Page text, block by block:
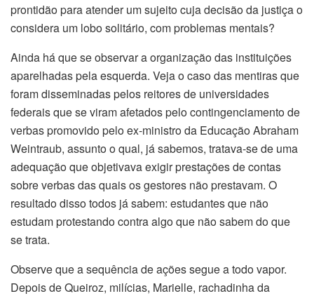
prontidão para atender um sujeito cuja decisão da justiça o
considera um lobo solitário, com problemas mentais?
Ainda há que se observar a organização das instituições
aparelhadas pela esquerda. Veja o caso das mentiras que
foram disseminadas pelos reitores de universidades
federais que se viram afetados pelo contingenciamento de
verbas promovido pelo ex-ministro da Educação Abraham
Weintraub, assunto o qual, já sabemos, tratava-se de uma
adequação que objetivava exigir prestações de contas
sobre verbas das quais os gestores não prestavam. O
resultado disso todos já sabem: estudantes que não
estudam protestando contra algo que não sabem do que
se trata.
Observe que a sequência de ações segue a todo vapor.
Depois de Queiroz, milícias, Marielle, rachadinha da